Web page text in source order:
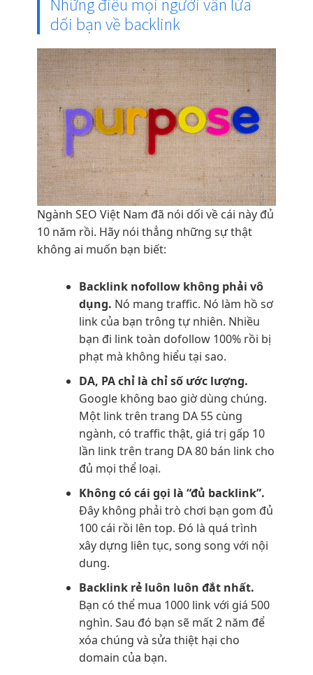
dối bạn về backlink
Ngành SEO Việt Nam đã nói dối về cái này đủ
10 năm rồi. Hãy nói thẳng những sự thật
không ai muốn bạn biết:
Backlink nofollow không phải vô
dụng. Nó mang traffic. Nó làm hồ sơ
link của bạn trông tự nhiên. Nhiều
bạn đi link toàn dofollow 100% rồi bị
phạt mà không hiểu tại sao.
DA, PA chỉ là chỉ số ước lượng.
Google không bao giờ dùng chúng.
Một link trên trang DA 55 cùng
ngành, có traffic thật, giá trị gấp 10
lần link trên trang DA 80 bán link cho
đủ mọi thể loại.
Không có cái gọi là “đủ backlink”.
Đây không phải trò chơi bạn gom đủ
100 cái rồi lên top. Đó là quá trình
xây dựng liên tục, song song với nội
dung.
Backlink rẻ luôn luôn đắt nhất.
Bạn có thể mua 1000 link với giá 500
nghìn. Sau đó bạn sẽ mất 2 năm để
xóa chúng và sửa thiệt hại cho
domain của bạn.